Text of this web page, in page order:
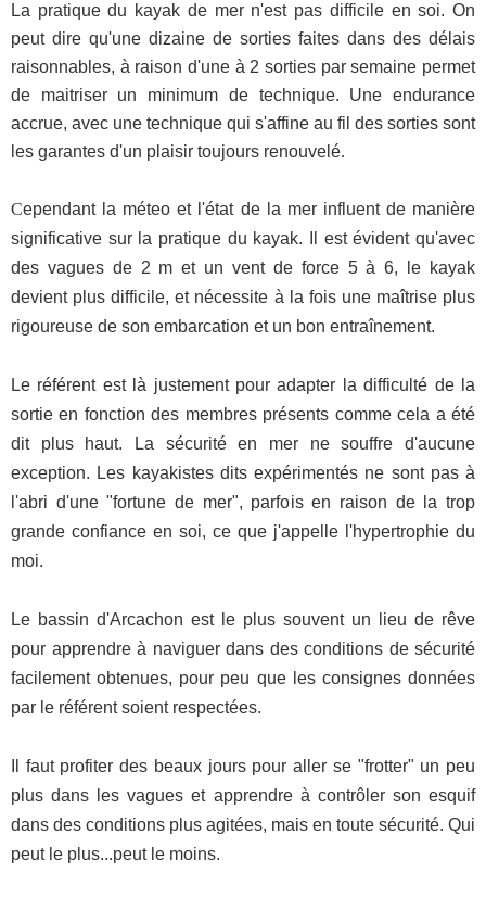
La pratique du kayak de mer n'est pas difficile en soi. On
peut dire qu'une dizaine de sorties faites dans des délais
raisonnables, à raison d'une à 2 sorties par semaine permet
de maitriser un minimum de technique. Une endurance
accrue, avec une technique qui s'affine au fil des sorties sont
les garantes d'un plaisir toujours renouvelé.
Cependant la méteo et l'état de la mer influent de manière
significative sur la pratique du kayak. Il est évident qu'avec
des vagues de 2 m et un vent de force 5 à 6, le kayak
devient plus difficile, et nécessite à la fois une maîtrise plus
rigoureuse de son embarcation et un bon entraînement.
Le référent est là justement pour adapter la difficulté de la
sortie en fonction des membres présents comme cela a été
dit plus haut. La sécurité en mer ne souffre d'aucune
exception. Les kayakistes dits expérimentés ne sont pas à
l'abri d'une "fortune de mer", parfois en raison de la trop
grande confiance en soi, ce que j'appelle l'hypertrophie du
moi.
Le bassin d'Arcachon est le plus souvent un lieu de rêve
pour apprendre à naviguer dans des conditions de sécurité
facilement obtenues, pour peu que les consignes données
par le référent soient respectées.
Il faut profiter des beaux jours pour aller se "frotter" un peu
plus dans les vagues et apprendre à contrôler son esquif
dans des conditions plus agitées, mais en toute sécurité. Qui
peut le plus...peut le moins.